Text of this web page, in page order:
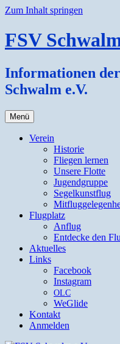
Zum Inhalt springen
FSV
Informationen
Schwalm e.V.
Menü
Verein
Historie
Fliegen lernen
Unsere Flotte
Jugendgruppe
Segelkunstflug
Flugplatz
Anflug
Entdecke den
Aktuelles
Links
Facebook
Instagram
OLC
WeGlide
Kontakt
Anmelden